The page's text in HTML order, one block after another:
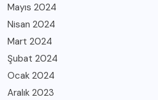
Mayıs 2024
Nisan 2024
Mart 2024
Şubat 2024
Ocak 2024
Aralık 2023